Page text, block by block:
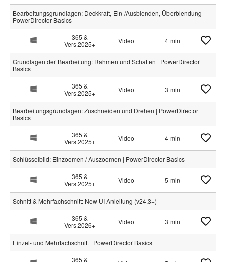
Bearbeitungsgrundlagen: Deckkraft, Ein-/Ausblenden, Überblendung |
PowerDirector Basics
365 &
Vers.2025+
Video 4 min
Grundlagen der Bearbeitung: Rahmen und Schatten | PowerDirector
Basics
365 &
Vers.2025+
Video 3 min
Bearbeitungsgrundlagen: Zuschneiden und Drehen | PowerDirector
Basics
365 &
Vers.2025+
Video 4 min
Schlüsselbild: Einzoomen / Auszoomen | PowerDirector Basics
365 &
Vers.2025+
Video 5 min
Schnitt & Mehrfachschnitt: New UI Anleitung (v24.3+)
365 &
Vers.2026+
Video 3 min
Einzel- und Mehrfachschnitt | PowerDirector Basics
365 &